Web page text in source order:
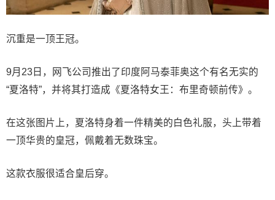
沉重是一顶王冠。
9月23日，网飞公司推出了印度阿马泰菲奥这个有名无实的
“夏洛特”，并将其打造成《夏洛特女王：布里奇顿前传》。
在这张图片上，夏洛特身着一件精美的白色礼服，头上带着
一顶华贵的皇冠，佩戴着无数珠宝。
这款衣服很适合皇后穿。